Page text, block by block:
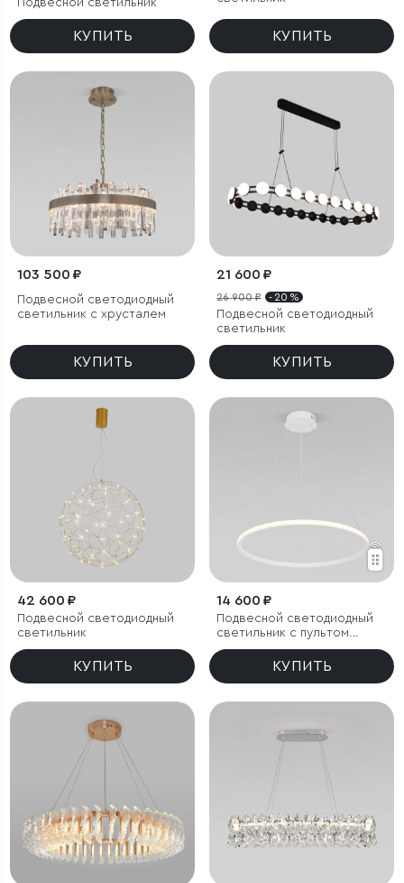
Подвесной светильник
КУПИТЬ КУПИТЬ
103 500 ₽
Подвесной светодиодный
светильник с хрусталем
КУПИТЬ
21 600 ₽
26 900 ₽ - 20 %
Подвесной светодиодный
светильник
КУПИТЬ
42 600 ₽
Подвесной светодиодный
светильник
КУПИТЬ
14 600 ₽
Подвесной светодиодный
светильник с пультом
управления
КУПИТЬ